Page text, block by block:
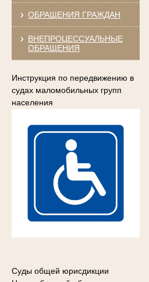
ОБРАЩЕНИЯ ГРАЖДАН
ВНЕПРОЦЕССУАЛЬНЫЕ
ОБРАЩЕНИЯ
Инструкция по передвижению в
судах маломобильных групп
населения
Суды общей юрисдикции